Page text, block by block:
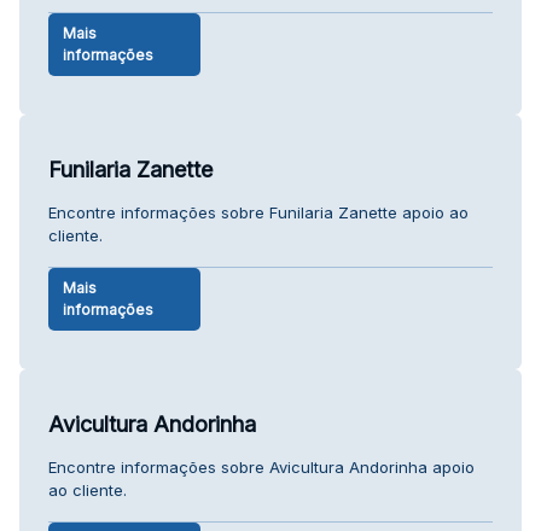
Mais
informações
Funilaria Zanette
Encontre informações sobre Funilaria Zanette apoio ao
cliente.
Mais
informações
Avicultura Andorinha
Encontre informações sobre Avicultura Andorinha apoio
ao cliente.